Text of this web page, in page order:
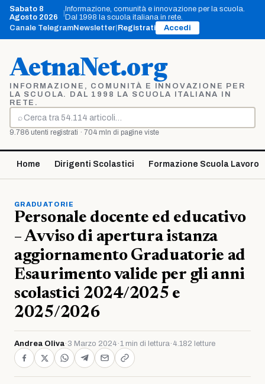
Vai
contenuto
Sabato 8
Agosto 2026
Informazione, comunità e innovazione per la scuola.
Dal 1998 la scuola italiana in rete.
Canale TelegramNewsletter Registrati Accedi
AetnaNet.org
INFORMAZIONE, COMUNITÀ E INNOVAZIONE PER
LA SCUOLA. DAL 1998 LA SCUOLA ITALIANA IN
RETE.
⌕
Cerca
9.786 utenti registrati · 704 mln di pagine viste
Home Dirigenti Scolastici Formazione Scuola Lavoro
GRADUATORIE
Personale docente ed educativo
– Avviso di apertura istanza
aggiornamento Graduatorie ad
Esaurimento valide per gli anni
scolastici 2024/2025 e
2025/2026
Andrea Oliva· 3 Marzo 2024 ·1 min di lettura· 4.182 letture